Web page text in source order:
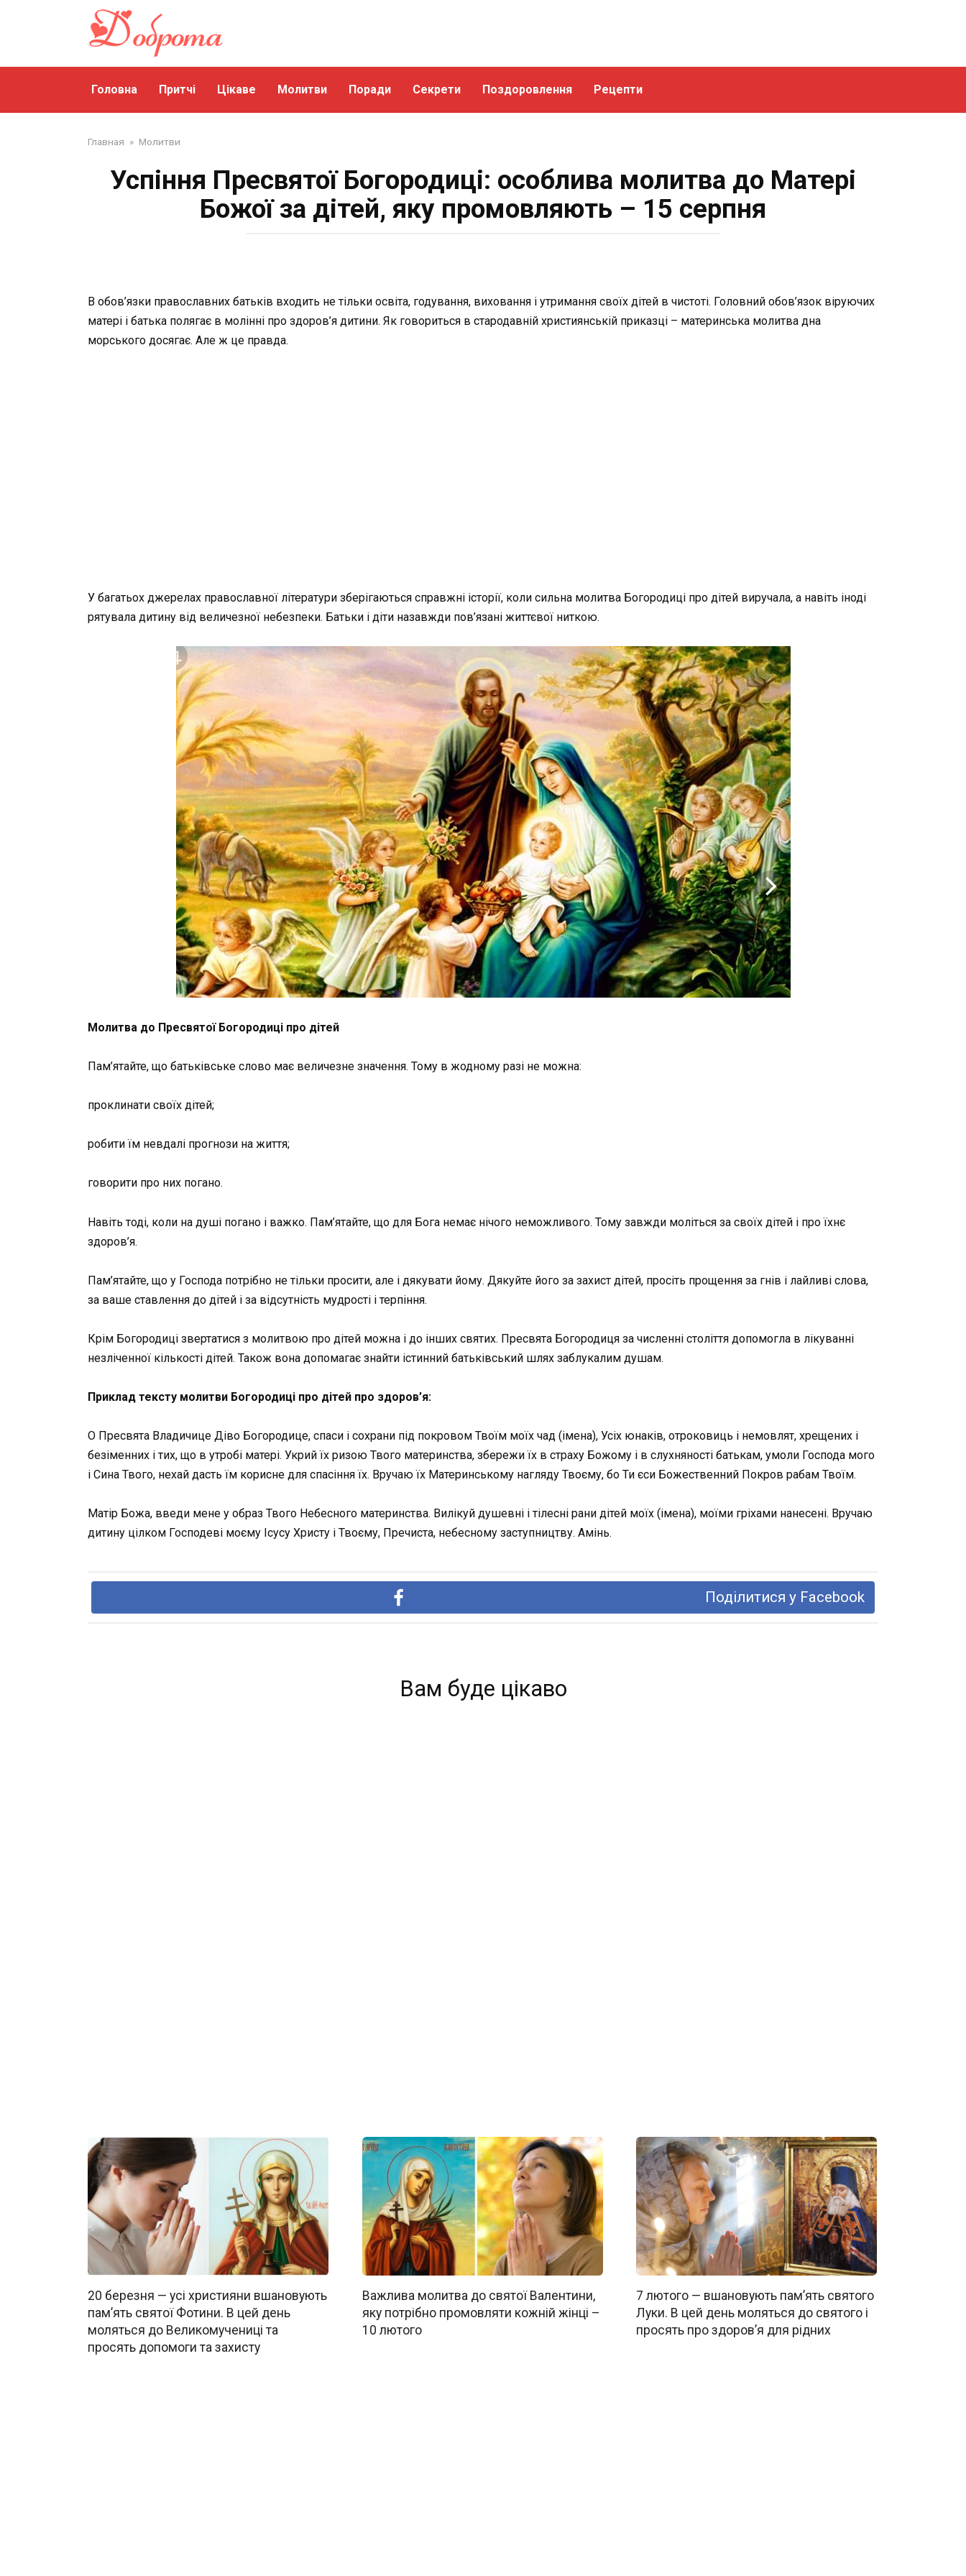
Головна Притчі Цікаве Молитви Поради Секрети Поздоровлення Рецепти
Главная » Молитви
Успіння Пресвятої Богородиці: особлива молитва до Матері
Божої за дітей, яку промовляють – 15 серпня
В обов’язки православних батьків входить не тільки освіта, годування, виховання і утримання своїх дітей в чистоті. Головний обов’язок віруючих
матері і батька полягає в молінні про здоров’я дитини. Як говориться в стародавній християнській приказці – материнська молитва дна
морського досягає. Але ж це правда.
У багатьох джерелах православної літератури зберігаються справжні історії, коли сильна молитва Богородиці про дітей виручала, а навіть іноді
рятувала дитину від величезної небезпеки. Батьки і діти назавжди пов’язані життєвої ниткою.
Молитва до Пресвятої Богородиці про дітей
Пам’ятайте, що батьківське слово має величезне значення. Тому в жодному разі не можна:
проклинати своїх дітей;
робити їм невдалі прогнози на життя;
говорити про них погано.
Навіть тоді, коли на душі погано і важко. Пам’ятайте, що для Бога немає нічого неможливого. Тому завжди моліться за своїх дітей і про їхнє
здоров’я.
Пам’ятайте, що у Господа потрібно не тільки просити, але і дякувати йому. Дякуйте його за захист дітей, просіть прощення за гнів і лайливі слова,
за ваше ставлення до дітей і за відсутність мудрості і терпіння.
Крім Богородиці звертатися з молитвою про дітей можна і до інших святих. Пресвята Богородиця за численні століття допомогла в лікуванні
незліченної кількості дітей. Також вона допомагає знайти істинний батьківський шлях заблукалим душам.
Приклад тексту молитви Богородиці про дітей про здоров’я:
О Пресвята Владичице Діво Богородице, спаси і сохрани під покровом Твоїм моїх чад (імена), Усіх юнаків, отроковиць і немовлят, хрещених і
безіменних і тих, що в утробі матері. Укрий їх ризою Твого материнства, збережи їх в страху Божому і в слухняності батькам, умоли Господа мого
і Сина Твого, нехай дасть їм корисне для спасіння їх. Вручаю їх Материнському нагляду Твоєму, бо Ти єси Божественний Покров рабам Твоїм.
Матір Божа, введи мене у образ Твого Небесного материнства. Вилікуй душевні і тілесні рaни дітей моїх (імена), моїми гріхами нанесені. Вручаю
дитину цілком Господеві моєму Ісусу Христу і Твоєму, Пречиста, небесному заступництву. Амінь.
Поділитися у Facebook
Вам буде цікаво
20 березня — усі християни вшановують
пам’ять святої Фотини. В цей день
моляться до Великомучениці та
просять допомоги та захисту
Важлива молитва до святої Валентини,
яку потрібно промовляти кожній жінці –
10 лютого
7 лютого — вшановують пам’ять святого
Луки. В цей день моляться до святого і
просять про здоров’я для рідних